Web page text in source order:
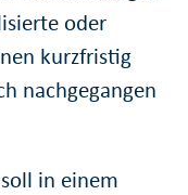
oder
kurzfristig
nachgegangen
in einem